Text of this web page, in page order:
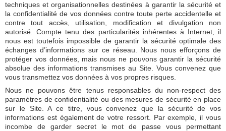
techniques et organisationnelles destinées à garantir la sécurité et
la confidentialité de vos données contre toute perte accidentelle et
contre tout accès, utilisation, modification et divulgation non
autorisé. Compte tenu des particularités inhérentes à Internet, il
nous est toutefois impossible de garantir la sécurité optimale des
échanges d’informations sur ce réseau. Nous nous efforçons de
protéger vos données, mais nous ne pouvons garantir la sécurité
absolue des informations transmises au Site. Vous convenez que
vous transmettez vos données à vos propres risques.
Nous ne pouvons être tenus responsables du non-respect des
paramètres de confidentialité ou des mesures de sécurité en place
sur le Site. A ce titre, vous convenez que la sécurité de vos
informations est également de votre ressort. Par exemple, il vous
incombe de garder secret le mot de passe vous permettant